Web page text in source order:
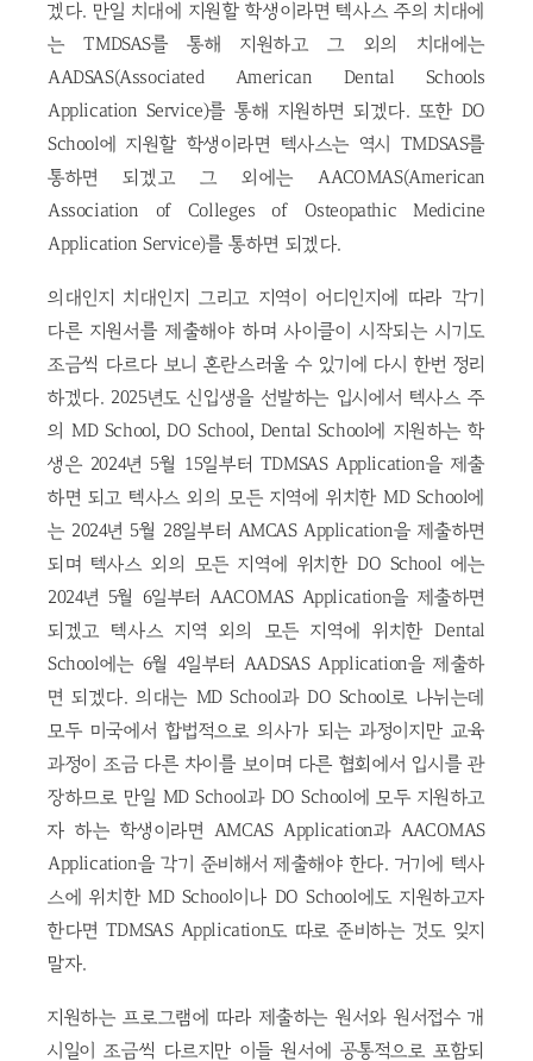
겠다. 만일 치대에 지원할 학생이라면 텍사스 주의 치대에
는 TMDSAS를 통해 지원하고 그 외의 치대에는
AADSAS(Associated American Dental Schools
Application Service)를 통해 지원하면 되겠다. 또한 DO
School에 지원할 학생이라면 텍사스는 역시 TMDSAS를
통하면 되겠고 그 외에는 AACOMAS(American
Association of Colleges of Osteopathic Medicine
Application Service)를 통하면 되겠다.
의대인지 치대인지 그리고 지역이 어디인지에 따라 각기
다른 지원서를 제출해야 하며 사이클이 시작되는 시기도
조금씩 다르다 보니 혼란스러울 수 있기에 다시 한번 정리
하겠다. 2025년도 신입생을 선발하는 입시에서 텍사스 주
의 MD School, DO School, Dental School에 지원하는 학
생은 2024년 5월 15일부터 TDMSAS Application을 제출
하면 되고 텍사스 외의 모든 지역에 위치한 MD School에
는 2024년 5월 28일부터 AMCAS Application을 제출하면
되며 텍사스 외의 모든 지역에 위치한 DO School 에는
2024년 5월 6일부터 AACOMAS Application을 제출하면
되겠고 텍사스 지역 외의 모든 지역에 위치한 Dental
School에는 6월 4일부터 AADSAS Application을 제출하
면 되겠다. 의대는 MD School과 DO School로 나뉘는데
모두 미국에서 합법적으로 의사가 되는 과정이지만 교육
과정이 조금 다른 차이를 보이며 다른 협회에서 입시를 관
장하므로 만일 MD School과 DO School에 모두 지원하고
자 하는 학생이라면 AMCAS Application과 AACOMAS
Application을 각기 준비해서 제출해야 한다. 거기에 텍사
스에 위치한 MD School이나 DO School에도 지원하고자
한다면 TDMSAS Application도 따로 준비하는 것도 잊지
말자.
지원하는 프로그램에 따라 제출하는 원서와 원서접수 개
시일이 조금씩 다르지만 이들 원서에 공통적으로 포함되